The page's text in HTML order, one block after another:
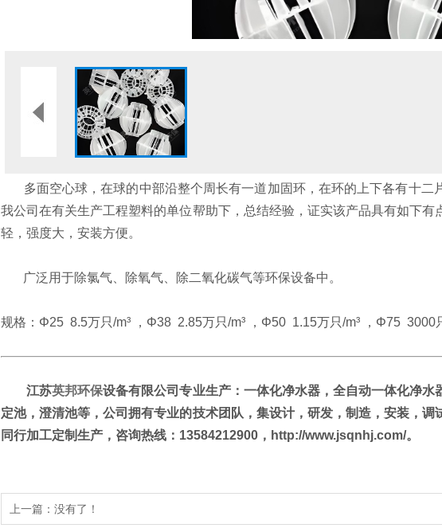
多面空心球，在球的中部沿整个周长有一道加固环，在环的上下各有十二
我公司在有关生产工程塑料的单位帮助下，总结经验，证实该产品具有如下
轻，强度大，安装方便。
广泛用于除氯气、除氧气、除二氧化碳气等环保设备中。
规格：Φ25 8.5万只/m³ ，Φ38 2.85万只/m³ ，Φ50 1.15万只/m³ ，Φ75 3000
江苏英邦环保设备有限公司专业生产：一体化净水器，全自动一体化净水
定池，澄清池等，公司拥有专业的技术团队，集设计，研发，制造，安装，
同行加工定制生产，咨询热线：13584212900，http://www.jsqnhj.com/。
上一篇：没有了！